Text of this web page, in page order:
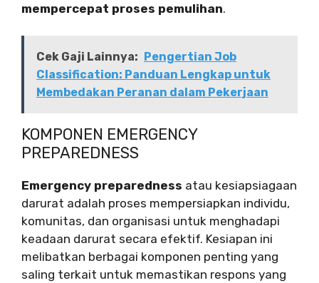
mempercepat proses pemulihan.
Cek Gaji Lainnya: Pengertian Job
Classification: Panduan Lengkap untuk
Membedakan Peranan dalam Pekerjaan
KOMPONEN EMERGENCY
PREPAREDNESS
Emergency preparedness atau kesiapsiagaan
darurat adalah proses mempersiapkan individu,
komunitas, dan organisasi untuk menghadapi
keadaan darurat secara efektif. Kesiapan ini
melibatkan berbagai komponen penting yang
saling terkait untuk memastikan respons yang